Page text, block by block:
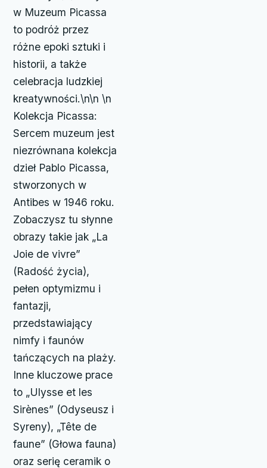
w Muzeum Picassa
to podróż przez
różne epoki sztuki i
historii, a także
celebracja ludzkiej
kreatywności.\n\n \n
Kolekcja Picassa:
Sercem muzeum jest
niezrównana kolekcja
dzieł Pablo Picassa,
stworzonych w
Antibes w 1946 roku.
Zobaczysz tu słynne
obrazy takie jak „La
Joie de vivre”
(Radość życia),
pełen optymizmu i
fantazji,
przedstawiający
nimfy i faunów
tańczących na plaży.
Inne kluczowe prace
to „Ulysse et les
Sirènes” (Odyseusz i
Syreny), „Tête de
faune” (Głowa fauna)
oraz serię ceramik o